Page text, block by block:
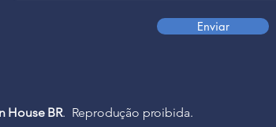
Enviar
House BR. Reprodução proibida.